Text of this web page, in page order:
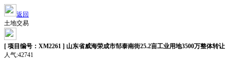
返回
土地交易
[ 项目编号：XM2261 ] 山东省威海荣成市邹泰南街25.2亩工业用地3500万整体转让
人气:42741